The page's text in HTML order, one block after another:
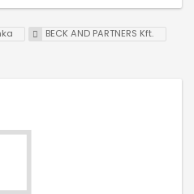
BECK AND PARTNERS Kft.